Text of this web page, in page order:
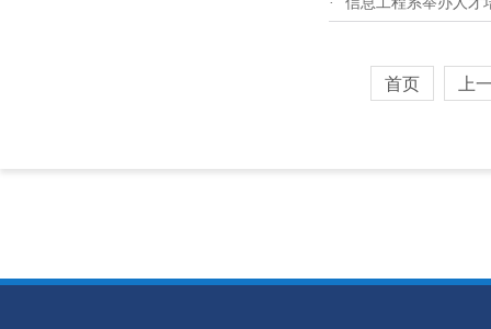
首页 上